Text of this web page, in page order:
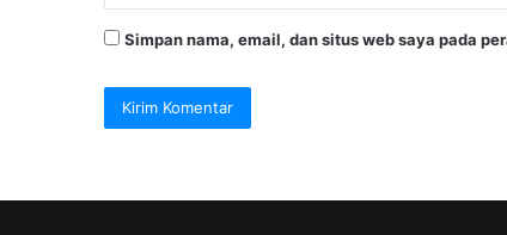
Simpan nama, email, dan situs web saya pada